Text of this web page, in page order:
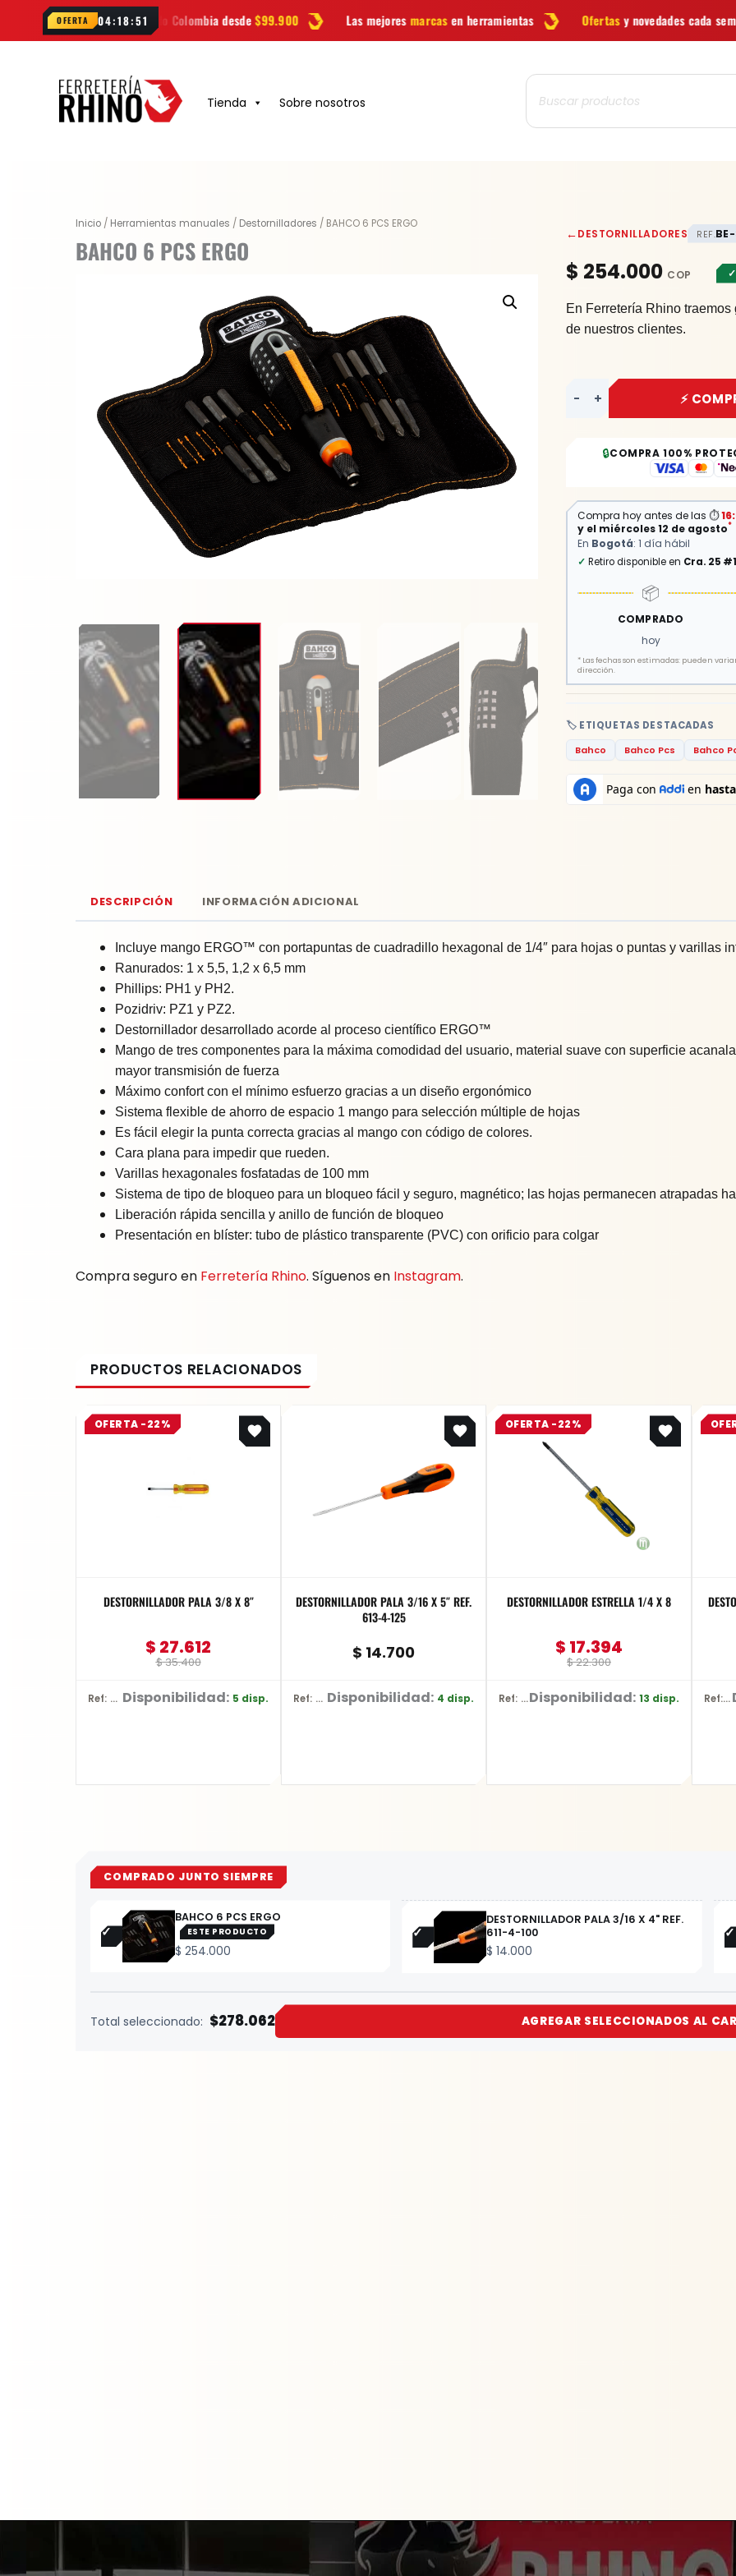
OFERTA 04:18:50
gratis a todo Colombia desde $99.900 Las mejoresmarcasen herramientas Ofertasy novedades cada semana
Tienda Sobre nosotros
Búsqueda
de
productos
Inicio / Herramientas manuales / Destornilladores / BAHCO 6 PCS ERGO
BAHCO 6 PCS ERGO
←DESTORNILLADORES REF.
$ 254.000
En Ferretería Rhino
de nuestros clientes.
6
PCS
ERGO
cantidad
- + ⚡
🏷️ ETIQUETAS DESTACADAS
Bahco
Bahco Pcs Bahco
🔒COMPRA 100%
Compra hoy antes de las ⏱
y el miércoles 12 de agosto*
En Bogotá: 1 día hábil
✓ Retiro disponible en Cra. 25
📦
COMPRADO
hoy
* Las fechas son estimadas: pueden
dirección.
DESCRIPCIÓN INFORMACIÓN ADICIONAL
Incluye mango ERGO™ con portapuntas de cuadradillo hexagonal de 1/4″ para hojas o puntas y varillas
Ranurados: 1 x 5,5, 1,2 x 6,5 mm
Phillips: PH1 y PH2.
Pozidriv: PZ1 y PZ2.
Destornillador desarrollado acorde al proceso científico ERGO™
Mango de tres componentes para la máxima comodidad del usuario, material suave con superficie
mayor transmisión de fuerza
Máximo confort con el mínimo esfuerzo gracias a un diseño ergonómico
Sistema flexible de ahorro de espacio 1 mango para selección múltiple de hojas
Es fácil elegir la punta correcta gracias al mango con código de colores.
Cara plana para impedir que rueden.
Varillas hexagonales fosfatadas de 100 mm
Sistema de tipo de bloqueo para un bloqueo fácil y seguro, magnético; las hojas permanecen atrapadas
Liberación rápida sencilla y anillo de función de bloqueo
Presentación en blíster: tubo de plástico transparente (PVC) con orificio para colgar
Compra seguro en Ferretería Rhino. Síguenos en Instagram.
OFERTA -22%
DESTORNILLADOR PALA 3/8 X 8″
$35.400
Original
price
$ 27.612
Current
price
Ref: 69123B Disponibilidad: 5 disp.
DESTORNILLADOR PALA 3/16 X 5″ REF.
613-4-125
$ 14.700
Ref: 613-4-125 Disponibilidad: 4 disp.
OFERTA -22%
DESTORNILLADOR ESTRELLA 1/4 X 8
$22.300
Original
price
$ 17.394
Current
price
Ref: 69146BDisponibilidad: 13 disp. Ref: 69138
COMPRADO JUNTO SIEMPRE
BAHCO 6 PCS ERGO
ESTE PRODUCTO
$ 254.000
DESTORNILLADOR PALA 3/16 X 4" REF.
611-4-100
$ 14.000
Total seleccionado: $278.062 AGREGAR SELECCIONADOS AL